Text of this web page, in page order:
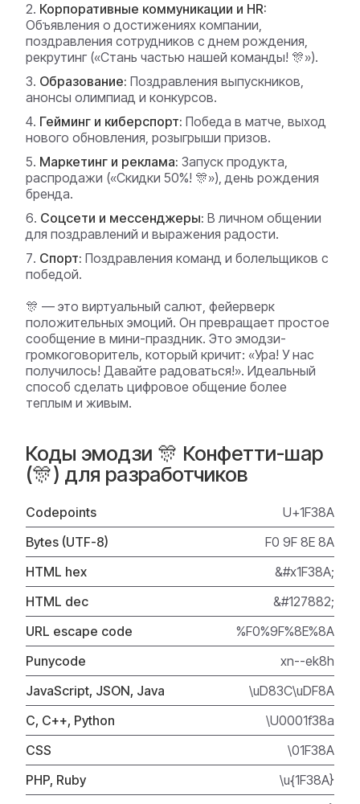
Корпоративные коммуникации и HR:
Объявления о достижениях компании,
поздравления сотрудников с днем рождения,
рекрутинг («Стань частью нашей команды! 🎊»).
Образование: Поздравления выпускников,
анонсы олимпиад и конкурсов.
Гейминг и киберспорт: Победа в матче, выход
нового обновления, розыгрыши призов.
Маркетинг и реклама: Запуск продукта,
распродажи («Скидки 50%! 🎊»), день рождения
бренда.
Соцсети и мессенджеры: В личном общении
для поздравлений и выражения радости.
Спорт: Поздравления команд и болельщиков с
победой.
🎊 — это виртуальный салют, фейерверк
положительных эмоций. Он превращает простое
сообщение в мини-праздник. Это эмодзи-
громкоговоритель, который кричит: «Ура! У нас
получилось! Давайте радоваться!». Идеальный
способ сделать цифровое общение более
теплым и живым.
Коды эмодзи 🎊 Конфетти-шар
(🎊) для разработчиков
Codepoints
U+1F38A
Bytes (UTF-8)
F0 9F 8E 8A
HTML hex
&#x1F38A;
HTML dec
&#127882;
URL escape code
%F0%9F%8E%8A
Punycode
xn--ek8h
JavaScript, JSON, Java
\uD83C\uDF8A
C, C++, Python
\U0001f38a
CSS
\01F38A
PHP, Ruby
\u{1F38A}